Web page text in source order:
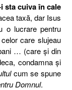
sta cuiva în cale
taxă, dar Isus
o lucrare pentru
care slujeau
… (care şi din
condamna şi
cum se spune
Domnul.